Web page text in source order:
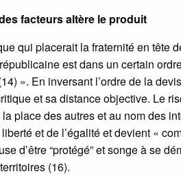
facteurs altère le produit
qui placerait la fraternité en tête
est dans un certain
». En inversant l’ordre de la
et sa distance objective. Le
place des autres et au nom des
et de l’égalité et devient «
d’être “protégé” et songe à se
(16).